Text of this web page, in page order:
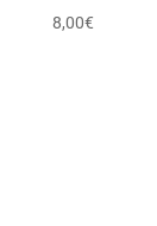
8,00€